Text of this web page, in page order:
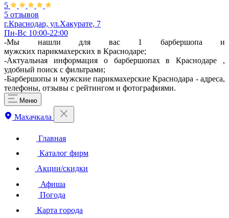
5
5 отзывов
г.Краснодар, ул.Хакурате, 7
Пн-Вс 10:00-22:00
-Мы нашли для вас 1 барбершопа и
мужских парикмахерских в Краснодаре;
-Актуальная информация о барбершопах в Краснодаре ,
удобный поиск с фильтрами;
-Барбершопы и мужские парикмахерские Краснодара - адреса,
телефоны, отзывы с рейтингом и фотографиями.
Меню
Махачкала
Главная
Каталог фирм
Акции/скидки
Афиша
Погода
Карта города